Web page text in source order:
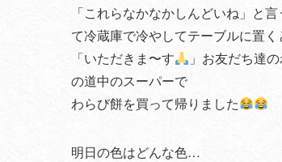
「これらなかなかしんどいね」と
て冷蔵庫で冷やしてテーブルに置
「いただきま〜す
」お友だち達
の道中のスーパーで
わらび餅を買って帰りました
明日の色はどんな色…